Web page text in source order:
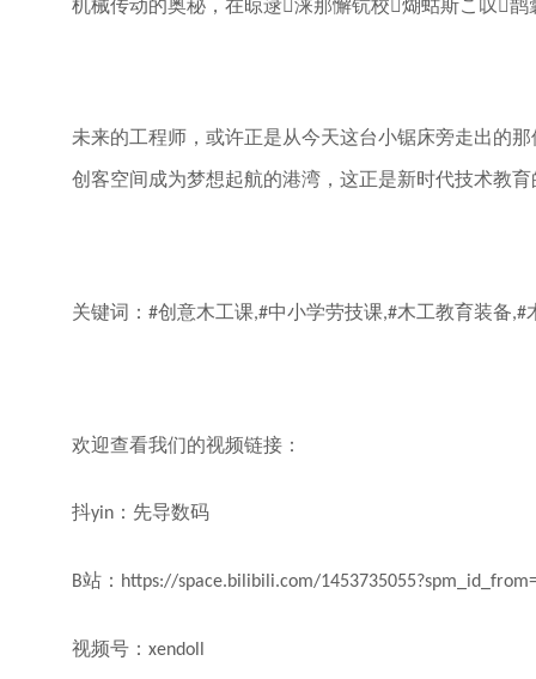
机械传动的奥秘，在晾逯涞那懈钪校煳蛄斯こ叹
未来的工程师，或许正是从今天这台小锯床旁走出的
创客空间成为梦想起航的港湾，这正是新时代技术教
关键词： #创意木工课,#中小学劳技课,#木工教育装备,#
欢迎查看我们的视频链接：
抖yin ：先导数码
B站： https://space.bilibili.com/
视频号： xendoll